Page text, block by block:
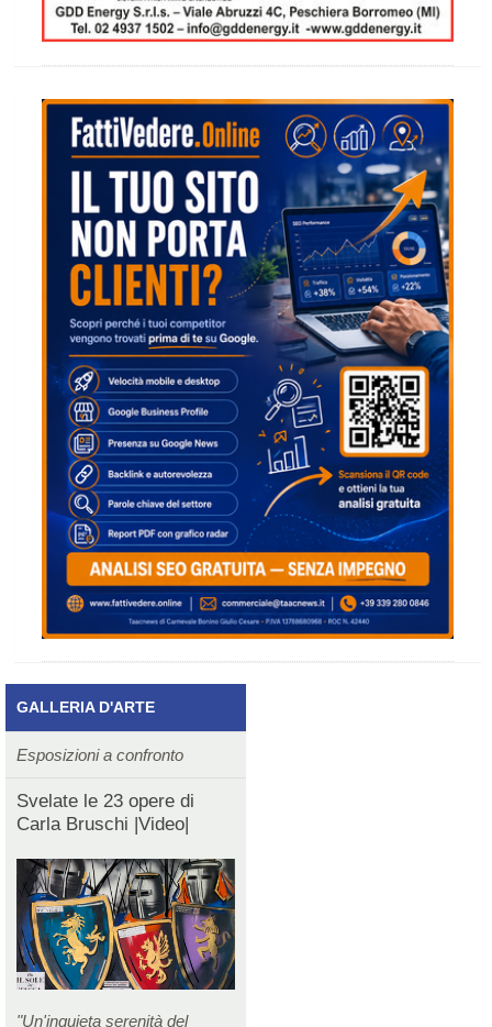
GALLERIA D'ARTE
Esposizioni a confronto
Svelate le 23 opere di
Carla Bruschi |Video|
"Un'inquieta serenità del